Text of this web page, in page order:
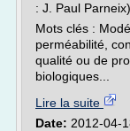
: J. Paul Parneix)
Mots clés :
perméabilité,
qualité ou de
biologiques...
Lire la suite
Date: 2012-04-